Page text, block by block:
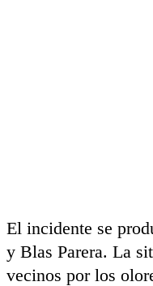
El incidente se
y Blas Parera. La
vecinos por los